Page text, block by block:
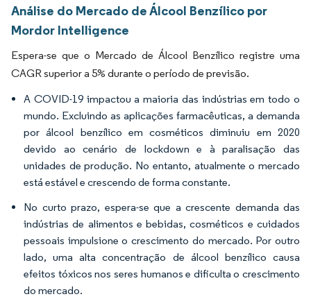
Análise do Mercado de Álcool Benzílico por
Mordor Intelligence
Espera-se que o Mercado de Álcool Benzílico registre uma
CAGR superior a 5% durante o período de previsão.
A COVID-19 impactou a maioria das indústrias em todo o
mundo. Excluindo as aplicações farmacêuticas, a demanda
por álcool benzílico em cosméticos diminuiu em 2020
devido ao cenário de lockdown e à paralisação das
unidades de produção. No entanto, atualmente o mercado
está estável e crescendo de forma constante.
No curto prazo, espera-se que a crescente demanda das
indústrias de alimentos e bebidas, cosméticos e cuidados
pessoais impulsione o crescimento do mercado. Por outro
lado, uma alta concentração de álcool benzílico causa
efeitos tóxicos nos seres humanos e dificulta o crescimento
do mercado.